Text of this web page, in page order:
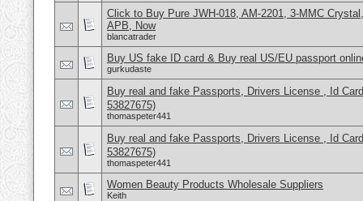
Click to Buy Pure JWH-018, AM-2201, 3-MMC
APB, Now
blancatrader
Buy US fake ID card & Buy real US/EU passport
gurkudaste
Buy real and fake Passports, Drivers License , Id
53827675)
thomaspeter441
Buy real and fake Passports, Drivers License , Id
53827675)
thomaspeter441
Women Beauty Products Wholesale Suppliers
Keith